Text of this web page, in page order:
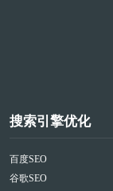
搜索引擎优化
百度SEO
谷歌SEO